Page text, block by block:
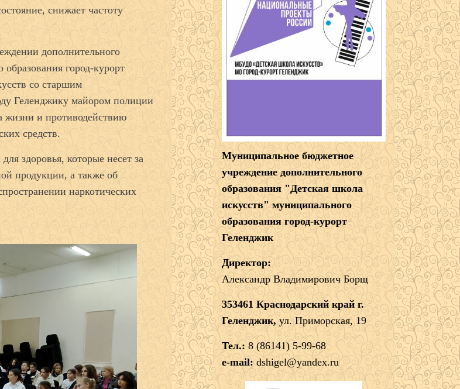
снижает частоту
дополнительного
город-курорт
со старшим
Геленджику майором полиции
жизни и противодействию
средств.
здоровья, которые несет за
продукции, а также об
наркотических
Муниципальное бюджетное
учреждение дополнительного
образования "Детская школа
искусств" муниципального
образования город-курорт
Геленджик
Директор:
Александр Владимирович Борщ
353461 Краснодарский край г.
Геленджик, ул. Приморская, 19
Тел.: 8 (86141) 5-99-68
e-mail: dshigel@yandex.ru